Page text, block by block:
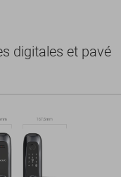
digitales et pavé